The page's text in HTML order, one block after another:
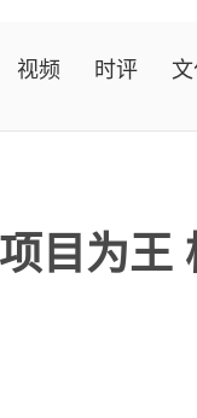
视频 时评
项目为